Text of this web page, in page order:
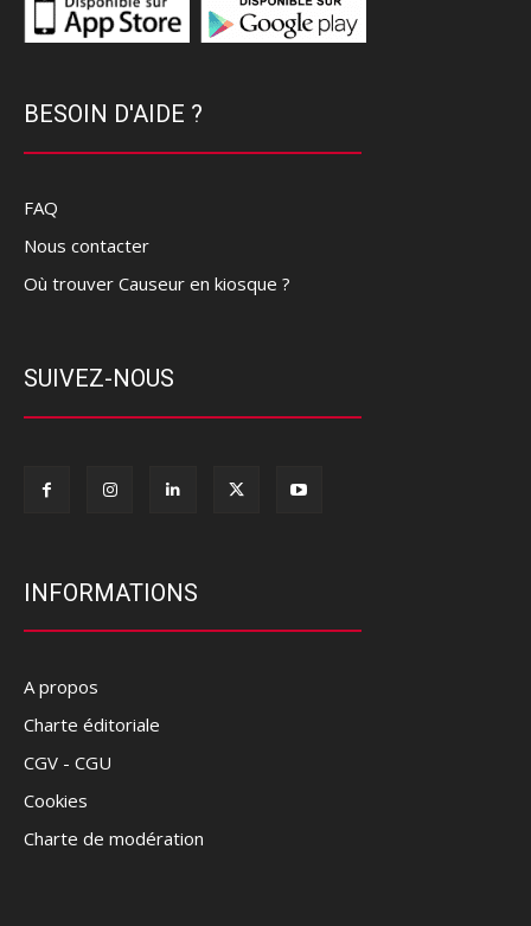
BESOIN D'AIDE ?
FAQ
Nous contacter
Où trouver Causeur en kiosque ?
SUIVEZ-NOUS
INFORMATIONS
A propos
Charte éditoriale
CGV - CGU
Cookies
Charte de modération